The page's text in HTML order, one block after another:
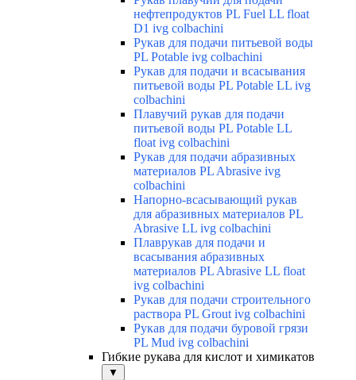
нефтепродуктов PL Fuel LL float
D1 ivg colbachini
Рукав для подачи питьевой воды
PL Potable ivg colbachini
Рукав для подачи и всасывания
питьевой воды PL Potable LL ivg
colbachini
Плавучий рукав для подачи
питьевой воды PL Potable LL
float ivg colbachini
Рукав для подачи абразивных
материалов PL Abrasive ivg
colbachini
Напорно-всасывающий рукав
для абразивных материалов PL
Abrasive LL ivg colbachini
Плаврукав для подачи и
всасывания абразивных
материалов PL Abrasive LL float
ivg colbachini
Рукав для подачи строительного
раствора PL Grout ivg colbachini
Рукав для подачи буровой грязи
PL Mud ivg colbachini
Гибкие рукава для кислот и химикатов
▼